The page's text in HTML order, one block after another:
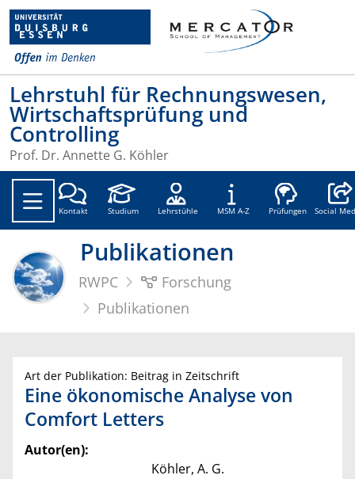
Lehrstuhl für Rechnungswesen,
Wirtschaftsprüfung und
Controlling
Prof. Dr. Annette G. Köhler
Kontakt Studium Lehrstühle MSM A-Z Prüfungen Social
Publikationen
RWPC
Forschung
Publikationen
Art der Publikation: Beitrag in Zeitschrift
Eine ökonomische Analyse von
Comfort Letters
Autor(en):
Köhler, A. G.